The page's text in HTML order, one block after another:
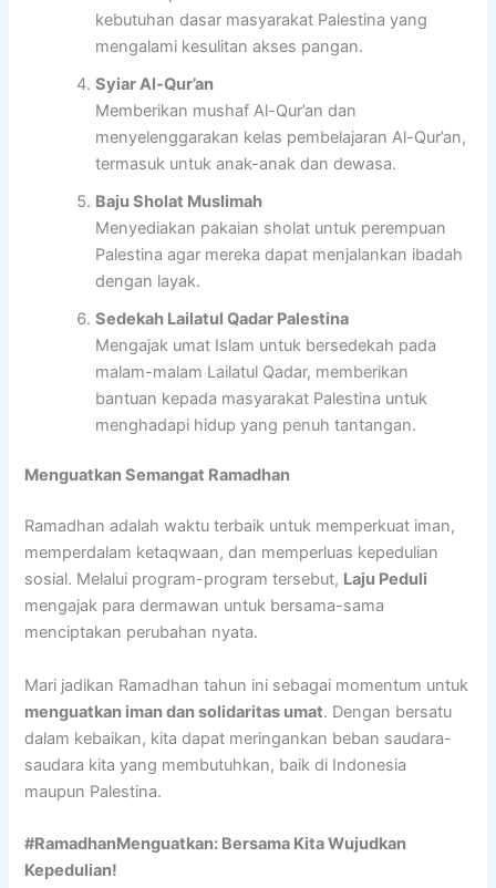
kebutuhan dasar masyarakat Palestina yang
mengalami kesulitan akses pangan.
Syiar Al-Qur’an
Memberikan mushaf Al-Qur’an dan
menyelenggarakan kelas pembelajaran Al-Qur’an,
termasuk untuk anak-anak dan dewasa.
Baju Sholat Muslimah
Menyediakan pakaian sholat untuk perempuan
Palestina agar mereka dapat menjalankan ibadah
dengan layak.
Sedekah Lailatul Qadar Palestina
Mengajak umat Islam untuk bersedekah pada
malam-malam Lailatul Qadar, memberikan
bantuan kepada masyarakat Palestina untuk
menghadapi hidup yang penuh tantangan.
Menguatkan Semangat Ramadhan
Ramadhan adalah waktu terbaik untuk memperkuat iman,
memperdalam ketaqwaan, dan memperluas kepedulian
sosial. Melalui program-program tersebut, Laju Peduli
mengajak para dermawan untuk bersama-sama
menciptakan perubahan nyata.
Mari jadikan Ramadhan tahun ini sebagai momentum untuk
menguatkan iman dan solidaritas umat. Dengan bersatu
dalam kebaikan, kita dapat meringankan beban saudara-
saudara kita yang membutuhkan, baik di Indonesia
maupun Palestina.
#RamadhanMenguatkan: Bersama Kita Wujudkan
Kepedulian!